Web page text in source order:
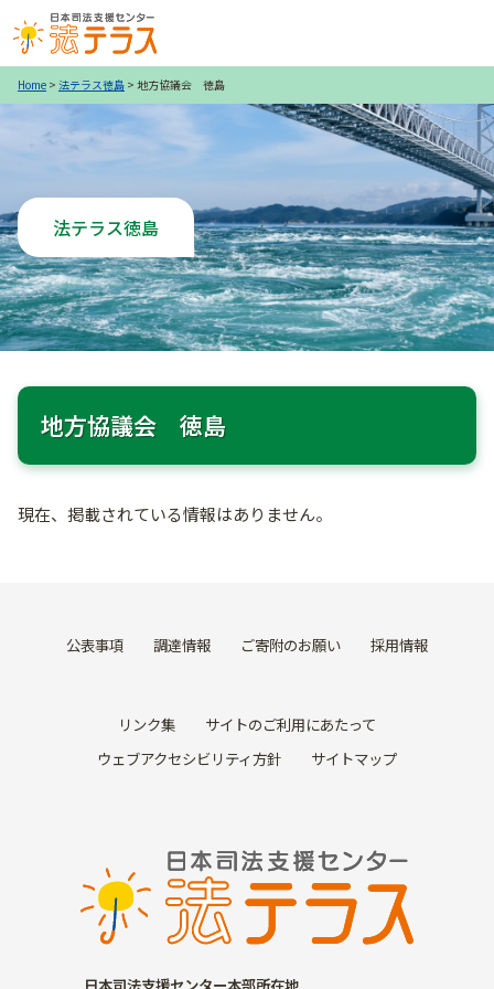
Home > 法テラス徳島 > 地方協議会 徳島
法テラス徳島
地方協議会 徳島
現在、掲載されている情報はありません。
公表事項 調達情報 ご寄附のお願い 採用情報
リンク集
サイトのご利用にあたって
ウェブアクセシビリティ方針
サイトマップ